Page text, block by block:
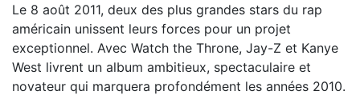
Le 8 août 2011, deux des plus grandes stars du rap
américain unissent leurs forces pour un projet
exceptionnel. Avec Watch the Throne, Jay-Z et Kanye
West livrent un album ambitieux, spectaculaire et
novateur qui marquera profondément les années 2010.